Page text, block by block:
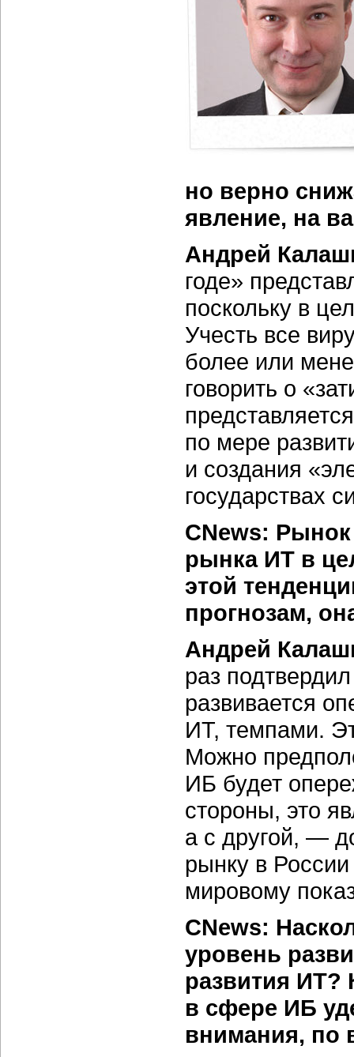
но верно
явление, на
Андрей
годе»
поскольку в
Учесть все
более или
говорить о
по мере
и создания
государствах
CNews:
рынка ИТ в
этой
прогнозам,
Андрей
раз
развивается
ИТ, темпами.
Можно
ИБ будет
стороны, это
а с другой, —
рынку в России
мировому
CNews:
уровень
развития ИТ?
в сфере ИБ
внимания, по